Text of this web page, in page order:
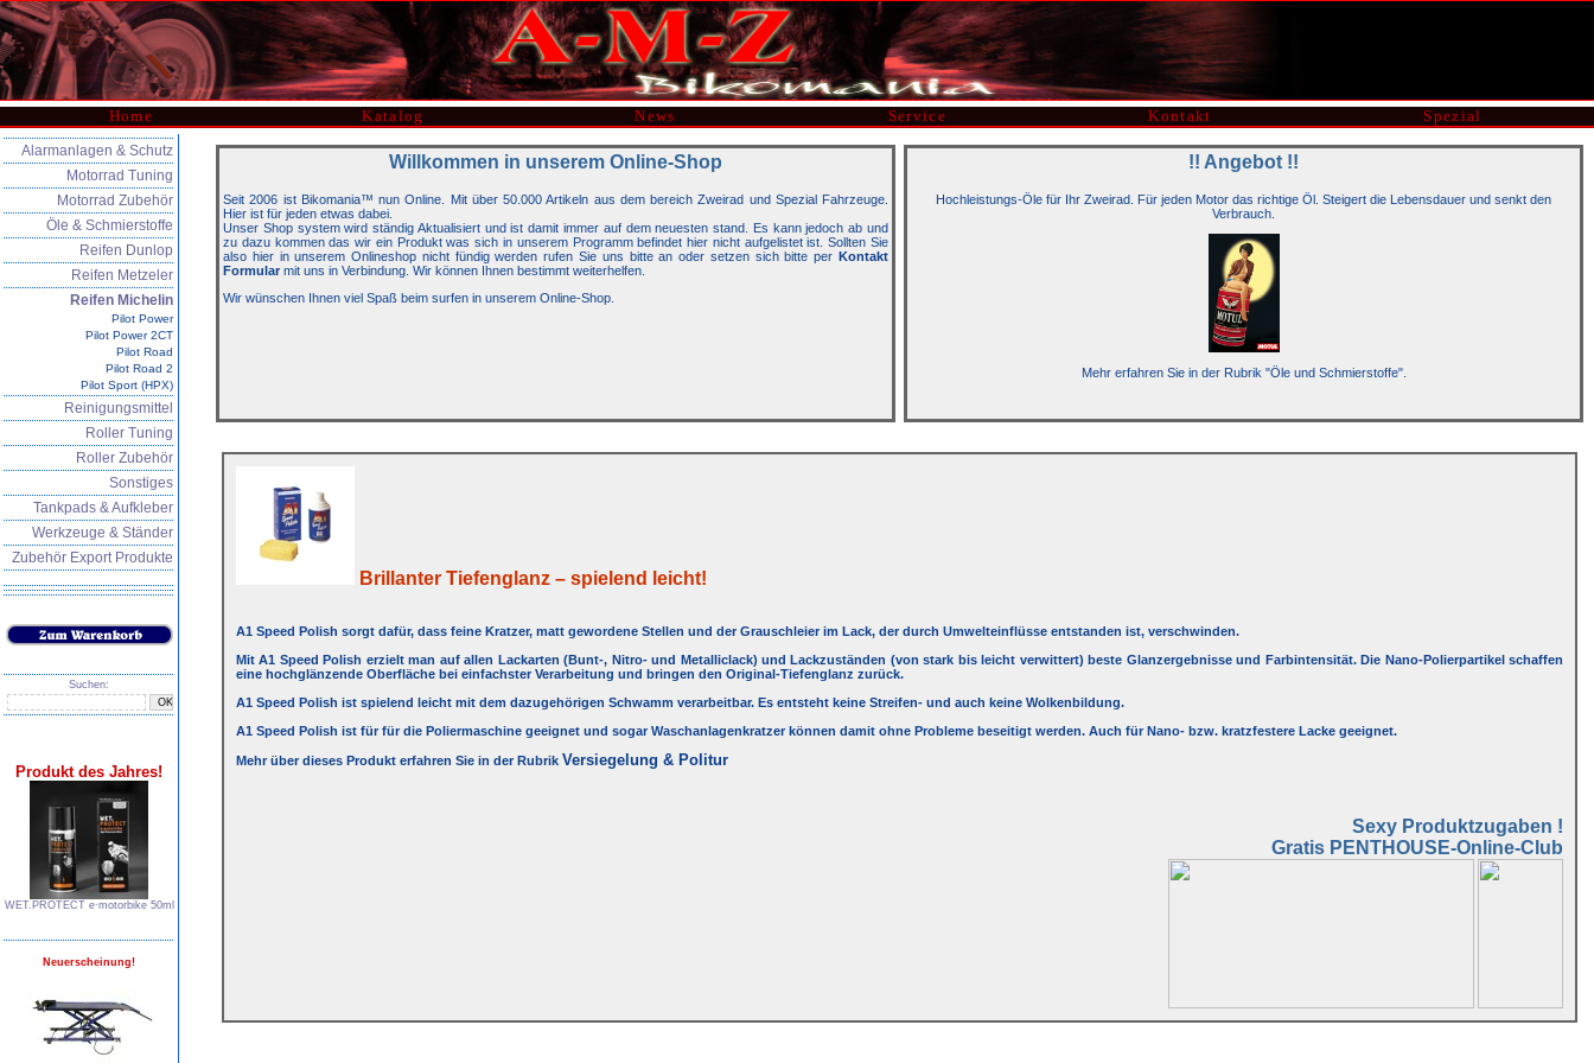
Home Katalog News Service Kontakt Spezial
Alarmanlagen & Schutz
Motorrad Tuning
Motorrad Zubehör
Öle & Schmierstoffe
Reifen Dunlop
Reifen Metzeler
Reifen Michelin
Pilot Power
Pilot Power 2CT
Pilot Road
Pilot Road 2
Pilot Sport (HPX)
Reinigungsmittel
Roller Tuning
Roller Zubehör
Sonstiges
Tankpads & Aufkleber
Werkzeuge & Ständer
Zubehör Export Produkte
Suchen:
Produkt des Jahres!
WET.PROTECT e∙motorbike 50ml
Neuerscheinung!
Willkommen in unserem Online-Shop
Seit 2006 ist Bikomania™ nun Online. Mit über 50.000 Artikeln aus dem bereich Zweirad und Spezial Fahrzeuge.
Hier ist für jeden etwas dabei.
Unser Shop system wird ständig Aktualisiert und ist damit immer auf dem neuesten stand. Es kann jedoch ab und
zu dazu kommen das wir ein Produkt was sich in unserem Programm befindet hier nicht aufgelistet ist. Sollten Sie
also hier in unserem Onlineshop nicht fündig werden rufen Sie uns bitte an oder setzen sich bitte per Kontakt
Formularmit uns in Verbindung. Wir können Ihnen bestimmt weiterhelfen.
Wir wünschen Ihnen viel Spaß beim surfen in unserem Online-Shop.
!! Angebot !!
Hochleistungs-Öle für Ihr Zweirad. Für jeden Motor das richtige Öl. Steigert die Lebensdauer und senkt den
Verbrauch.
Mehr erfahren Sie in der Rubrik "Öle und Schmierstoffe".
Brillanter Tiefenglanz – spielend leicht!
A1 Speed Polish sorgt dafür, dass feine Kratzer, matt gewordene Stellen und der Grauschleier im Lack, der durch Umwelteinflüsse entstanden ist, verschwinden.
Mit A1 Speed Polish erzielt man auf allen Lackarten (Bunt-, Nitro- und Metalliclack) und Lackzuständen (von stark bis leicht verwittert) beste Glanzergebnisse und Farbintensität. Die Nano-Polierpartikel schaffen
eine hochglänzende Oberfläche bei einfachster Verarbeitung und bringen den Original-Tiefenglanz zurück.
A1 Speed Polish ist spielend leicht mit dem dazugehörigen Schwamm verarbeitbar. Es entsteht keine Streifen- und auch keine Wolkenbildung.
A1 Speed Polish ist für für die Poliermaschine geeignet und sogar Waschanlagenkratzer können damit ohne Probleme beseitigt werden. Auch für Nano- bzw. kratzfestere Lacke geeignet.
Mehr über dieses Produkt erfahren Sie in der Rubrik Versiegelung & Politur
Sexy Produktzugaben !
Gratis PENTHOUSE-Online-Club